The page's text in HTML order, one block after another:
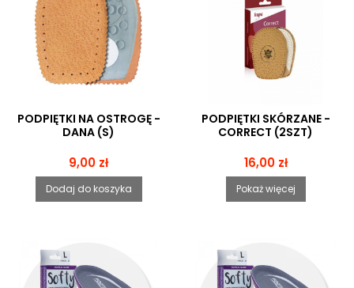
PODPIĘTKI NA OSTROGĘ -
DANA (S)
Cena
9,00 zł
Dodaj do koszyka
PODPIĘTKI SKÓRZANE -
CORRECT (2SZT)
Cena
16,00 zł
Pokaż więcej